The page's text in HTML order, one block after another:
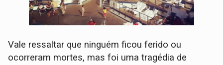
Vale ressaltar que ninguém ficou ferido ou
ocorreram mortes, mas foi uma tragédia de